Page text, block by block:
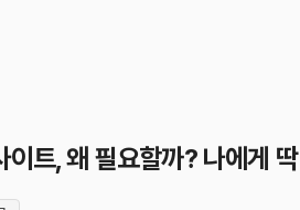
이트, 왜 필요할까? 나에게